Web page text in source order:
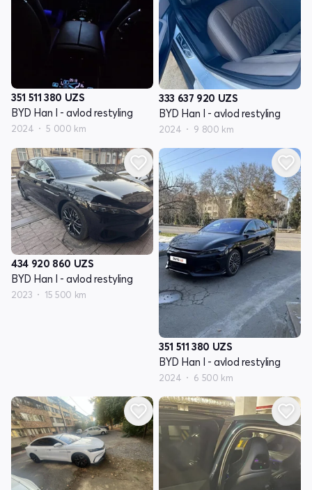
351 511 380 UZS
BYD Han I - avlod restyling
2024 5 000 km
333 637 920 UZS
BYD Han I - avlod restyling
2024 9 800 km
434 920 860 UZS
BYD Han I - avlod restyling
2023 15 500 km
351 511 380 UZS
BYD Han I - avlod restyling
2024 6 500 km